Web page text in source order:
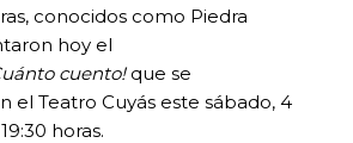
conocidos como Piedra
hoy el
cuento!que se
el Teatro Cuyás este sábado, 4
horas.